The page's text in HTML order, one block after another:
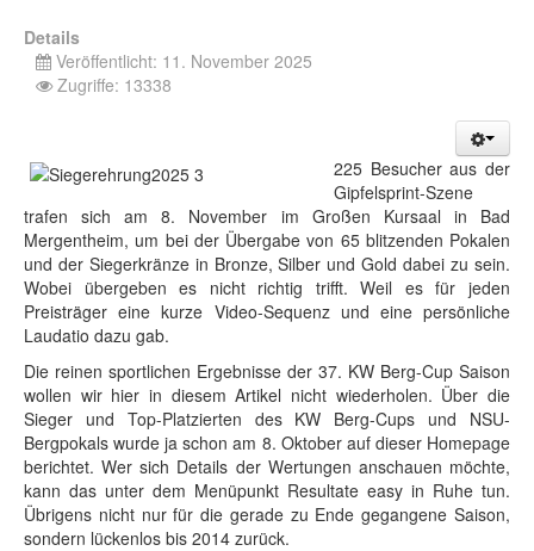
Details
Veröffentlicht: 11. November 2025
Zugriffe: 13338
225 Besucher aus der
Gipfelsprint-Szene
trafen sich am 8. November im Großen Kursaal in Bad
Mergentheim, um bei der Übergabe von 65 blitzenden Pokalen
und der Siegerkränze in Bronze, Silber und Gold dabei zu sein.
Wobei übergeben es nicht richtig trifft. Weil es für jeden
Preisträger eine kurze Video-Sequenz und eine persönliche
Laudatio dazu gab.
Die reinen sportlichen Ergebnisse der 37. KW Berg-Cup Saison
wollen wir hier in diesem Artikel nicht wiederholen. Über die
Sieger und Top-Platzierten des KW Berg-Cups und NSU-
Bergpokals wurde ja schon am 8. Oktober auf dieser Homepage
berichtet. Wer sich Details der Wertungen anschauen möchte,
kann das unter dem Menüpunkt Resultate easy in Ruhe tun.
Übrigens nicht nur für die gerade zu Ende gegangene Saison,
sondern lückenlos bis 2014 zurück.